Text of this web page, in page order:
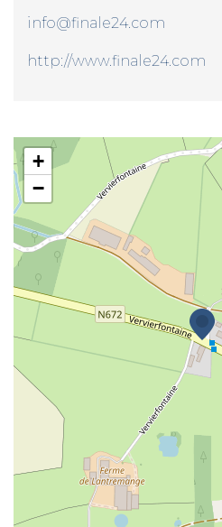
info@finale24.com
http://www.finale24.com
Finale 24
+
−